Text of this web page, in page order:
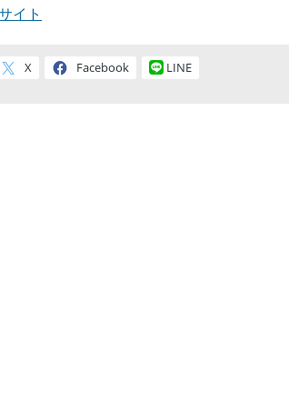
イト
X Facebook LINE